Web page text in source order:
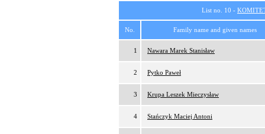
List no. 10 -
No. Family name and given names
1 Nawara Marek Stanisław
2 Pytko Paweł
3 Krupa Leszek Mieczysław
4 Stańczyk Maciej Antoni